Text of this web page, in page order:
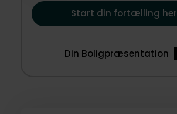
Start din fortælling her
Din Boligpræsentation